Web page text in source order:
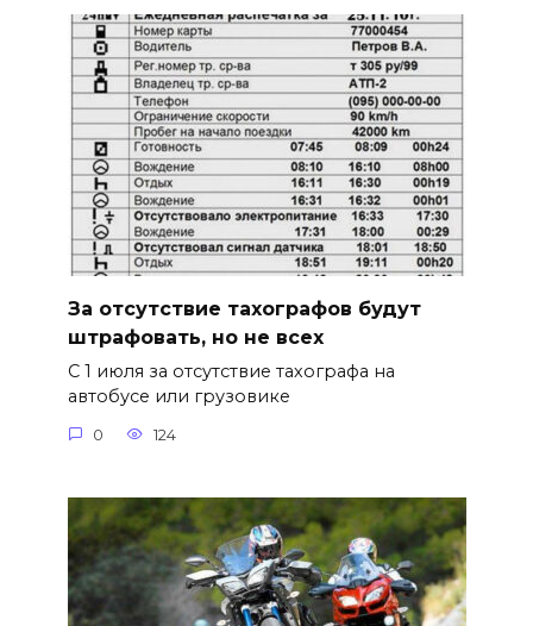
За отсутствие тахографов будут
штрафовать, но не всех
С 1 июля за отсутствие тахографа на
автобусе или грузовике
0 124